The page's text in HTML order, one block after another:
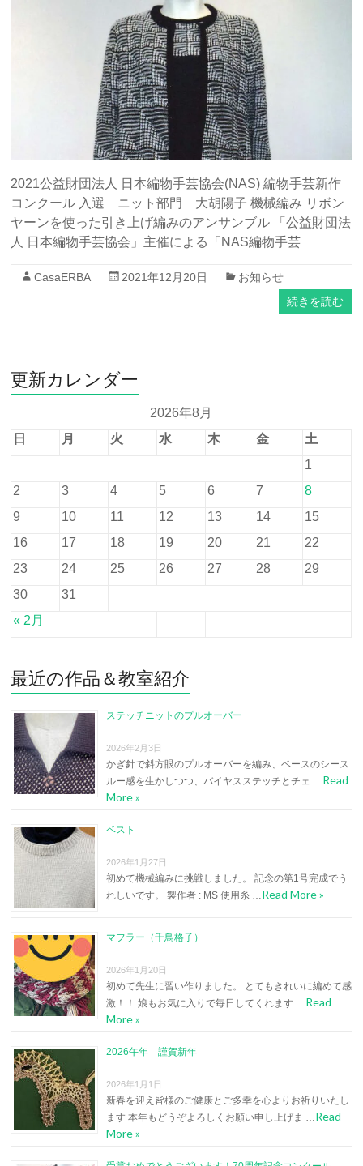
2021公益財団法人 日本編物手芸協会(NAS) 編物手芸新作
コンクール 入選 ニット部門 大胡陽子 機械編み リボン
ヤーンを使った引き上げ編みのアンサンブル 「公益財団法
人 日本編物手芸協会」主催による「NAS編物手芸
CasaERBA 2021年12月20日 お知らせ
続きを読む
更新カレンダー
2026年8月
日
月 火 水 木 金 土
« 2月
1
2
3 4 5 6 7
8
9
10 11 12 13 14
15
16
17 18 19 20 21
22
23
24 25 26 27 28
29
30
31
最近の作品＆教室紹介
ステッチニットのプルオーバー
2026年2月3日
かぎ針で斜方眼のプルオーバーを編み、ベースのシース
ルー感を生かしつつ、バイヤスステッチとチェ …Read
More »
ベスト
2026年1月27日
初めて機械編みに挑戦しました。 記念の第1号完成でう
れしいです。 製作者 : MS 使用糸 …Read More »
マフラー（千鳥格子）
2026年1月20日
初めて先生に習い作りました。 とてもきれいに編めて感
激！！ 娘もお気に入りで毎日してくれます …Read
More »
2026午年 謹賀新年
2026年1月1日
新春を迎え皆様のご健康とご多幸を心よりお祈りいたし
ます 本年もどうぞよろしくお願い申し上げま …Read
More »